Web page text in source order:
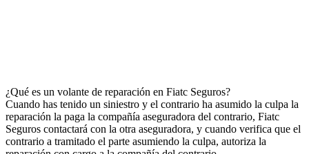
¿Qué es un volante de reparación en Fiatc Seguros?
Cuando has tenido un siniestro y el contrario ha asumido la culpa la
reparación la paga la compañía aseguradora del contrario, Fiatc
Seguros contactará con la otra aseguradora, y cuando verifica que el
contrario a tramitado el parte asumiendo la culpa, autoriza la